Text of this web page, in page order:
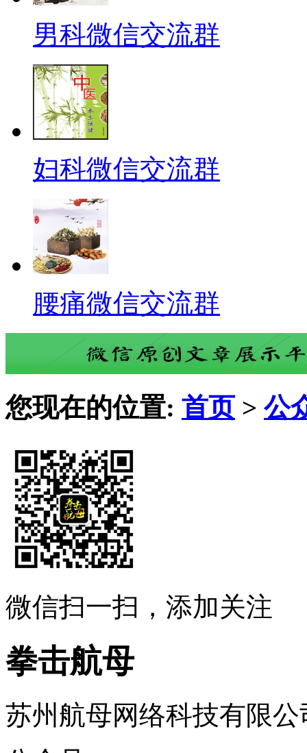
男科微信交流群
妇科微信交流群
腰痛微信交流群
您现在的位置: 首页 > 公
微信扫一扫，添加关注
拳击航母
苏州航母网络科技有限公